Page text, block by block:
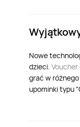
Nowe
dzieci. Voucher
grać w
upominki typu